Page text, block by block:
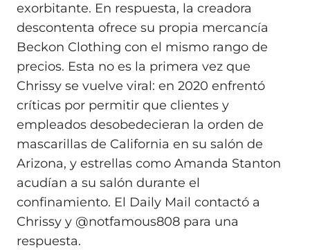
exorbitante. En respuesta, la creadora
descontenta ofrece su propia mercancía
Beckon Clothing con el mismo rango de
precios. Esta no es la primera vez que
Chrissy se vuelve viral: en 2020 enfrentó
críticas por permitir que clientes y
empleados desobedecieran la orden de
mascarillas de California en su salón de
Arizona, y estrellas como Amanda Stanton
acudían a su salón durante el
confinamiento. El Daily Mail contactó a
Chrissy y @notfamous808 para una
respuesta.